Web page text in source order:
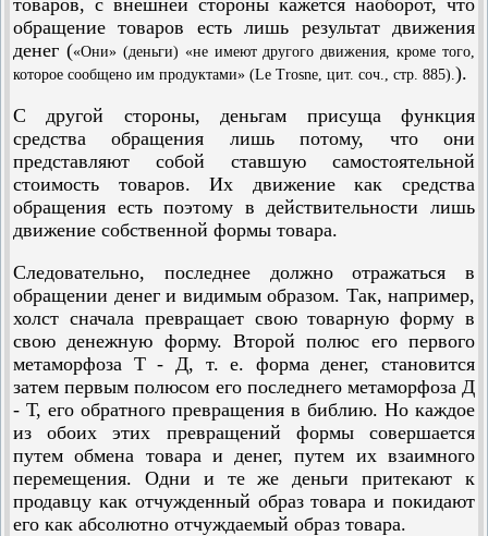
обращение товаров есть лишь результат движения
денег («Они» (деньги) «не имеют другого движения, кроме того,
которое сообщено им продуктами» (Le Trosne, цит. соч., стр. 885). ).
С другой стороны, деньгам присуща функция
средства обращения лишь потому, что они
представляют собой ставшую самостоятельной
стоимость товаров. Их движение как средства
обращения есть поэтому в действительности лишь
движение собственной формы товара.
Следовательно, последнее должно отражаться в
обращении денег и видимым образом. Так, например,
холст сначала превращает свою товарную форму в
свою денежную форму. Второй полюс его первого
метаморфоза Т - Д, т. е. форма денег, становится
затем первым полюсом его последнего метаморфоза Д
- Т, его обратного превращения в библию. Но каждое
из обоих этих превращений формы совершается
путем обмена товара и денег, путем их взаимного
перемещения. Одни и те же деньги притекают к
продавцу как отчужденный образ товара и покидают
его как абсолютно отчуждаемый образ товара.